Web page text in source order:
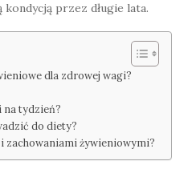
przez długie lata.
dla zdrowej wagi?
na tydzień?
do diety?
zachowaniami żywieniowymi?